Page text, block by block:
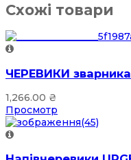
Схожі товари
ЧЕРЕВИКИ зварника
1,266.00 ₴
Просмотр